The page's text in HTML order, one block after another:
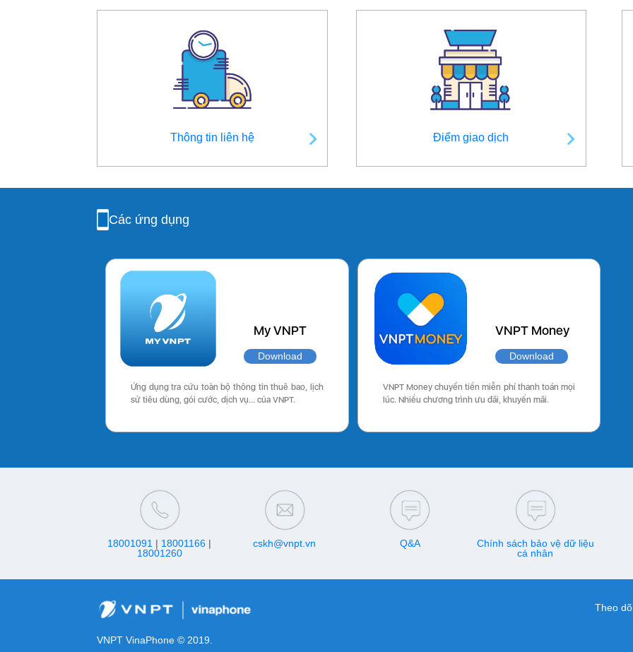
Thông tin liên hệ Điểm giao dịch
Các ứng dụng
My VNPT
Download
Ứng dụng tra cứu toàn bộ thông tin thuê bao, lịch
sử tiêu dùng, gói cước, dịch vụ… của VNPT.
VNPT Money
Download
VNPT Money chuyển tiền miễn phí thanh toán mọi
lúc. Nhiều chương trình ưu đãi, khuyến mãi.
18001091 | 18001166 |
18001260
cskh@vnpt.vn Q&A
Chính sách bảo vệ dữ liệu
cá nhân
Theo
VNPT VinaPhone © 2019.